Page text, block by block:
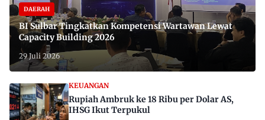
DAERAH
BI Sulbar Tingkatkan Kompetensi Wartawan Lewat
Capacity Building 2026
29 Juli 2026
KEUANGAN
Rupiah Ambruk ke 18 Ribu per Dolar AS,
IHSG Ikut Terpukul